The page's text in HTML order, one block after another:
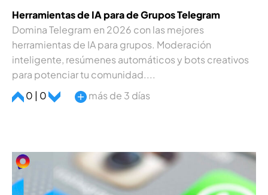
Herramientas de IA para de Grupos Telegram
Domina Telegram en 2026 con las mejores
herramientas de IA para grupos. Moderación
inteligente, resúmenes automáticos y bots creativos
para potenciar tu comunidad....
0 | 0
más de 3 días